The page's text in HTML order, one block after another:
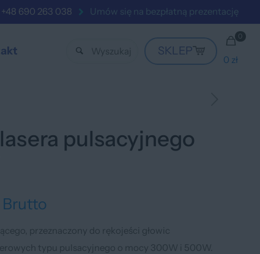
+48 690 263 038 Umów się na bezpłatną prezentację
SKLEP
0
0 zł
pulsacyjnego
Brutto
przeznaczony do rękojeści głowic
typu pulsacyjnego o mocy 300W i 500W.